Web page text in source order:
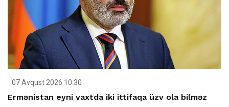
07 Avqust 2026 10:30
Ermənistan eyni vaxtda iki ittifaqa üzv ola bilməz